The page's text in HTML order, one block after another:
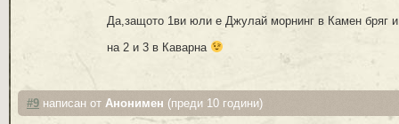
Да,защото 1ви юли е Джулай морнинг в Камен бряг
на 2 и 3 в Каварна
#9 написан от Анонимен (преди 10 години)